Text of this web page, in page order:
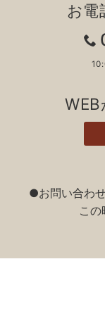
お電
●お問い合わ
こ